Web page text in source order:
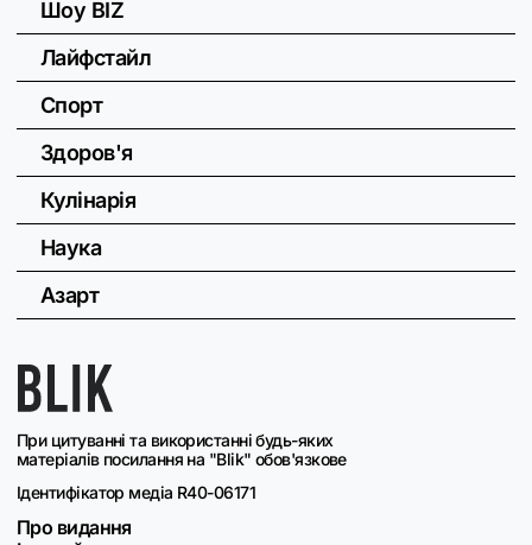
При цитуванні та використанні будь-яких
матеріалів посилання на "Blik" обов'язкове
Ідентифікатор медіа R40-06171
Про видання
Шоу BIZ
Лайфстайл
Спорт
Здоров'я
Кулінарія
Наука
Азарт